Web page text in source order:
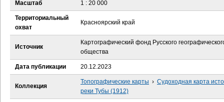
е
ь
Масштаб 1 : 20 000
Территориальный
охват
Красноярский край
Источник
Картографический фонд Русского
общества
Дата публикации 20.12.2023
Коллекция
Топографические карты › Судоходная карта
реки Тубы (1912)